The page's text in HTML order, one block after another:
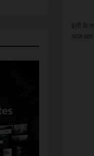
इसी के
आज आप